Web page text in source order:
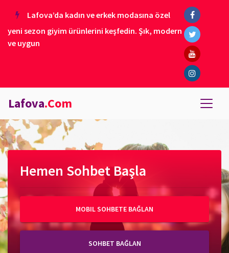
Lafova’da kadın ve erkek modasına özel
yeni sezon giyim ürünlerini keşfedin. Şık, modern
ve uygun
Lafova.Com
Hemen Sohbet Başla
MOBIL SOHBETE BAĞLAN
SOHBET BAĞLAN